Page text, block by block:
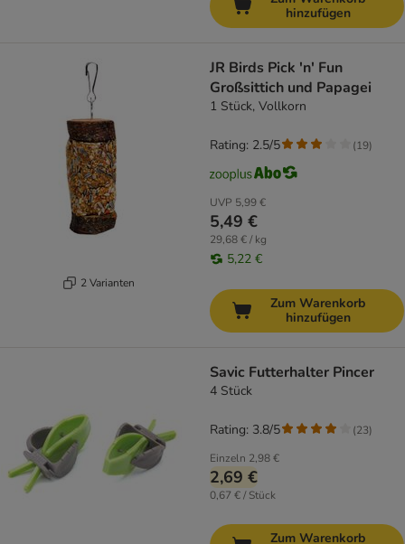
hinzufügen
2 Varianten
JR Birds Pick 'n' Fun
Großsittich und Papagei
1 Stück, Vollkorn
UVP 5,99 €
5,49 €
29,68 € / kg
5,22 €
Rating: 2.5/5 (19)
Zum Warenkorb
hinzufügen
Savic Futterhalter Pincer
4 Stück
Einzeln 2,98 €
2,69 €
0,67 € / Stück
Rating: 3.8/5 (23)
Zum Warenkorb